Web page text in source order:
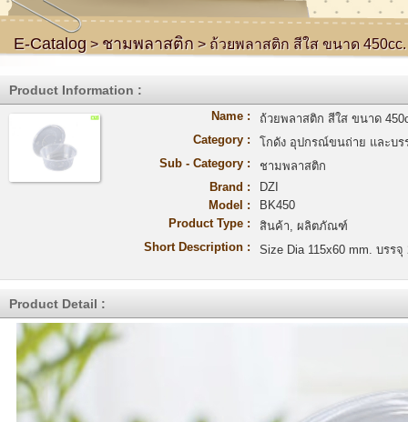
E-Catalog > ชามพลาสติก > ถ้วยพลาสติก สีใส ขนาด
Product Information :
Name :
ถ้วยพลาสติก สีใส ขนาด
Category :
โกดัง อุปกรณ์ขนถ่าย และบ
Sub - Category :
ชามพลาสติก
Brand :
DZI
Model :
BK450
Product Type :
สินค้า, ผลิตภัณฑ์
Short Description :
Size Dia 115x60 mm. บรร
Product Detail :